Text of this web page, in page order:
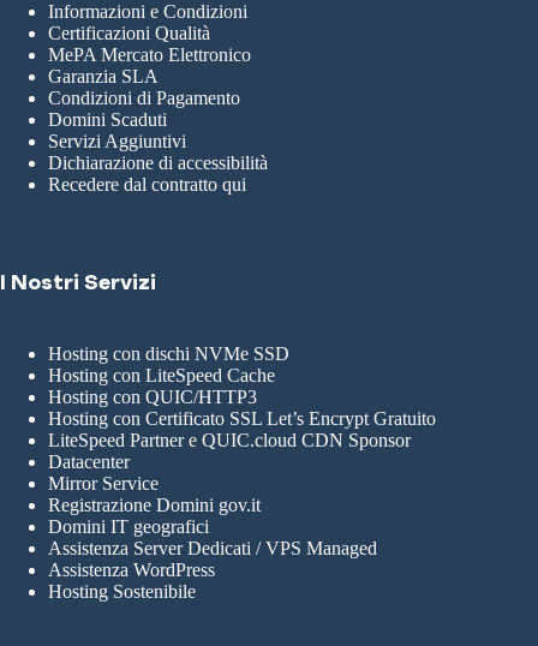
Informazioni e Condizioni
Certificazioni Qualità
MePA Mercato Elettronico
Garanzia SLA
Condizioni di Pagamento
Domini Scaduti
Servizi Aggiuntivi
Dichiarazione di accessibilità
Recedere dal contratto qui
I Nostri Servizi
Hosting con dischi NVMe SSD
Hosting con LiteSpeed Cache
Hosting con QUIC/HTTP3
Hosting con Certificato SSL Let’s Encrypt Gratuito
LiteSpeed Partner e QUIC.cloud CDN Sponsor
Datacenter
Mirror Service
Registrazione Domini gov.it
Domini IT geografici
Assistenza Server Dedicati / VPS Managed
Assistenza WordPress
Hosting Sostenibile